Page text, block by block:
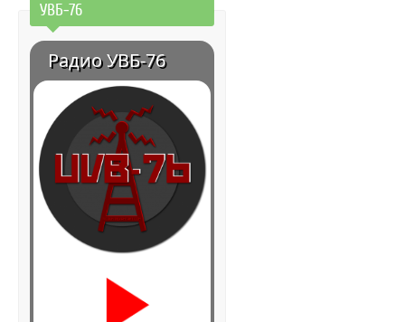
УВБ-76
Радио УВБ-76